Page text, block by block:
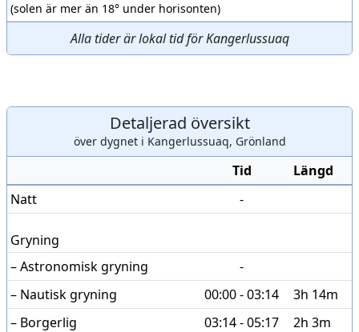
(solen är mer än 18° under horisonten)
Alla tider är lokal tid för Kangerlussuaq
Detaljerad översikt
över dygnet i Kangerlussuaq, Grönland
Tid
Längd
Natt
-
Gryning
– Astronomisk gryning
-
– Nautisk gryning
00:00 - 03:14
3h 14m
– Borgerlig
03:14 - 05:17 2h 3m